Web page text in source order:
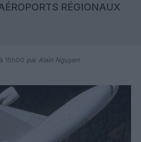
RÉGIONAUX
15h00 par Alain Nguyen